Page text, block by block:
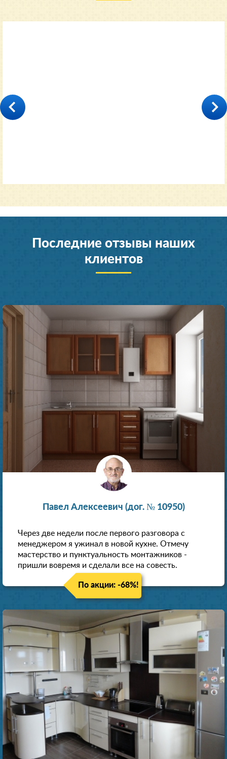
Последние отзывы наших
клиентов
Павел Алексеевич (дог. № 10950)
Через две недели после первого разговора с
менеджером я ужинал в новой кухне. Отмечу
мастерство и пунктуальность монтажников -
пришли вовремя и сделали все на совесть.
По акции: -68%!